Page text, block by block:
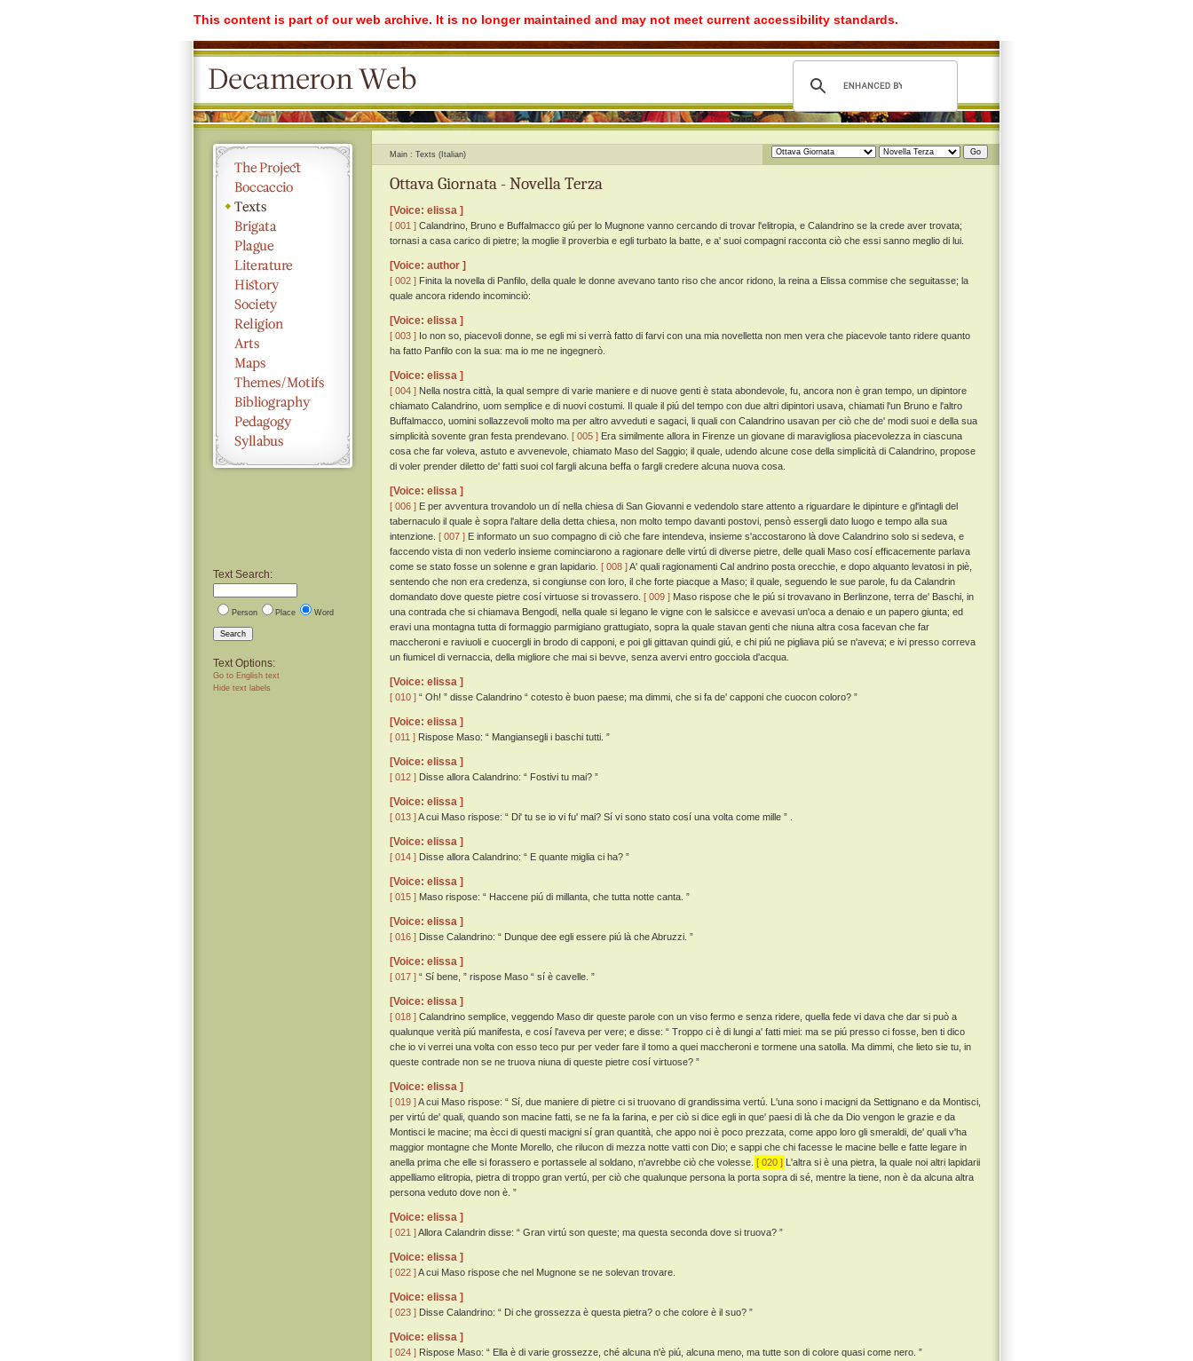
This content is part of our web archive. It is no longer maintained and may not meet current accessibility standards.
Text Search:
Person Place Word
Search
Text Options:
Go to English text
Hide text labels
Main Texts (Italian)
Ottava Giornata - Novella Terza
[Voice: elissa ]
[ 001 ] Calandrino, Bruno e Buffalmacco giú per lo Mugnone vanno cercando di trovar l'elitropia, e Calandrino se la crede aver trovata;
tornasi a casa carico di pietre; la moglie il proverbia e egli turbato la batte, e a' suoi compagni racconta ciò che essi sanno meglio di lui.
[Voice: author ]
[ 002 ] Finita la novella di Panfilo, della quale le donne avevano tanto riso che ancor ridono, la reina a Elissa commise che seguitasse; la
quale ancora ridendo incominciò:
[Voice: elissa ]
[ 003 ] Io non so, piacevoli donne, se egli mi si verrà fatto di farvi con una mia novelletta non men vera che piacevole tanto ridere quanto
ha fatto Panfilo con la sua: ma io me ne ingegnerò.
[Voice: elissa ]
[ 004 ] Nella nostra città, la qual sempre di varie maniere e di nuove genti è stata abondevole, fu, ancora non è gran tempo, un dipintore
chiamato Calandrino, uom semplice e di nuovi costumi. Il quale il piú del tempo con due altri dipintori usava, chiamati l'un Bruno e l'altro
Buffalmacco, uomini sollazzevoli molto ma per altro avveduti e sagaci, li quali con Calandrino usavan per ciò che de' modi suoi e della sua
simplicità sovente gran festa prendevano. [ 005 ] Era similmente allora in Firenze un giovane di maravigliosa piacevolezza in ciascuna
cosa che far voleva, astuto e avvenevole, chiamato Maso del Saggio; il quale, udendo alcune cose della simplicità di Calandrino, propose
di voler prender diletto de' fatti suoi col fargli alcuna beffa o fargli credere alcuna nuova cosa.
[Voice: elissa ]
[ 006 ] E per avventura trovandolo un dí nella chiesa di San Giovanni e vedendolo stare attento a riguardare le dipinture e gl'intagli del
tabernaculo il quale è sopra l'altare della detta chiesa, non molto tempo davanti postovi, pensò essergli dato luogo e tempo alla sua
intenzione. [ 007 ] E informato un suo compagno di ciò che fare intendeva, insieme s'accostarono là dove Calandrino solo si sedeva, e
faccendo vista di non vederlo insieme cominciarono a ragionare delle virtú di diverse pietre, delle quali Maso cosí efficacemente parlava
come se stato fosse un solenne e gran lapidario. [ 008 ]A' quali ragionamenti Cal andrino posta orecchie, e dopo alquanto levatosi in piè,
sentendo che non era credenza, si congiunse con loro, il che forte piacque a Maso; il quale, seguendo le sue parole, fu da Calandrin
domandato dove queste pietre cosí virtuose si trovassero. [ 009 ] Maso rispose che le piú si trovavano in Berlinzone, terra de' Baschi, in
una contrada che si chiamava Bengodi, nella quale si legano le vigne con le salsicce e avevasi un'oca a denaio e un papero giunta; ed
eravi una montagna tutta di formaggio parmigiano grattugiato, sopra la quale stavan genti che niuna altra cosa facevan che far
maccheroni e raviuoli e cuocergli in brodo di capponi, e poi gli gittavan quindi giú, e chi piú ne pigliava piú se n'aveva; e ivi presso correva
un fiumicel di vernaccia, della migliore che mai si bevve, senza avervi entro gocciola d'acqua.
[Voice: elissa ]
[ 010 ] “ Oh! ” disse Calandrino “ cotesto è buon paese; ma dimmi, che si fa de' capponi che cuocon coloro? ”
[Voice: elissa ]
[ 011 ] Rispose Maso: “ Mangiansegli i baschi tutti. ”
[Voice: elissa ]
[ 012 ] Disse allora Calandrino: “ Fostivi tu mai? ”
[Voice: elissa ]
[ 013 ]A cui Maso rispose: “ Di' tu se io vi fu' mai? Sí vi sono stato cosí una volta come mille ” .
[Voice: elissa ]
[ 014 ] Disse allora Calandrino: “ E quante miglia ci ha? ”
[Voice: elissa ]
[ 015 ] Maso rispose: “ Haccene piú di millanta, che tutta notte canta. ”
[Voice: elissa ]
[ 016 ] Disse Calandrino: “ Dunque dee egli essere piú là che Abruzzi. ”
[Voice: elissa ]
[ 017 ] “ Sí bene, ” rispose Maso “ sí è cavelle. ”
[Voice: elissa ]
[ 018 ] Calandrino semplice, veggendo Maso dir queste parole con un viso fermo e senza ridere, quella fede vi dava che dar si può a
qualunque verità piú manifesta, e cosí l'aveva per vere; e disse: “ Troppo ci è di lungi a' fatti miei: ma se piú presso ci fosse, ben ti dico
che io vi verrei una volta con esso teco pur per veder fare il tomo a quei maccheroni e tormene una satolla. Ma dimmi, che lieto sie tu, in
queste contrade non se ne truova niuna di queste pietre cosí virtuose? ”
[Voice: elissa ]
[ 019 ]A cui Maso rispose: “ Sí, due maniere di pietre ci si truovano di grandissima vertú. L'una sono i macigni da Settignano e da Montisci,
per virtú de' quali, quando son macine fatti, se ne fa la farina, e per ciò si dice egli in que' paesi di là che da Dio vengon le grazie e da
Montisci le macine; ma ècci di questi macigni sí gran quantità, che appo noi è poco prezzata, come appo loro gli smeraldi, de' quali v'ha
maggior montagne che Monte Morello, che rilucon di mezza notte vatti con Dio; e sappi che chi facesse le macine belle e fatte legare in
anella prima che elle si forassero e portassele al soldano, n'avrebbe ciò che volesse. [ 020 ] L'altra si è una pietra, la quale noi altri lapidarii
appelliamo elitropia, pietra di troppo gran vertú, per ciò che qualunque persona la porta sopra di sé, mentre la tiene, non è da alcuna altra
persona veduto dove non è. ”
[Voice: elissa ]
[ 021 ]Allora Calandrin disse: “ Gran virtú son queste; ma questa seconda dove si truova? ”
[Voice: elissa ]
[ 022 ]A cui Maso rispose che nel Mugnone se ne solevan trovare.
[Voice: elissa ]
[ 023 ] Disse Calandrino: “ Di che grossezza è questa pietra? o che colore è il suo? ”
[Voice: elissa ]
[ 024 ] Rispose Maso: “ Ella è di varie grossezze, ché alcuna n'è piú, alcuna meno, ma tutte son di colore quasi come nero. ”